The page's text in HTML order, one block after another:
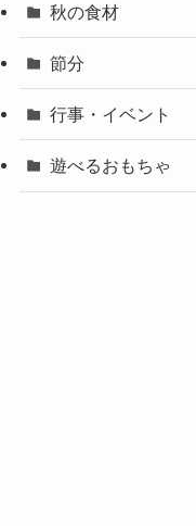
秋の食材
節分
行事・イベント
遊べるおもちゃ